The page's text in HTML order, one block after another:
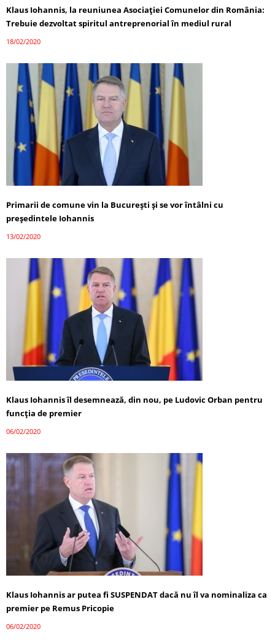
Klaus Iohannis, la reuniunea Asociației Comunelor din România:
Trebuie dezvoltat spiritul antreprenorial în mediul rural
18/02/2020
Primarii de comune vin la București și se vor întâlni cu
președintele Iohannis
13/02/2020
Klaus Iohannis îl desemnează, din nou, pe Ludovic Orban pentru
funcția de premier
06/02/2020
Klaus Iohannis ar putea fi SUSPENDAT dacă nu îl va nominaliza ca
premier pe Remus Pricopie
06/02/2020